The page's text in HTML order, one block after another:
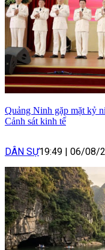
Quảng Ninh gặp mặt kỷ
Cảnh sát kinh tế
DÂN SỰ19:49 | 06/08/